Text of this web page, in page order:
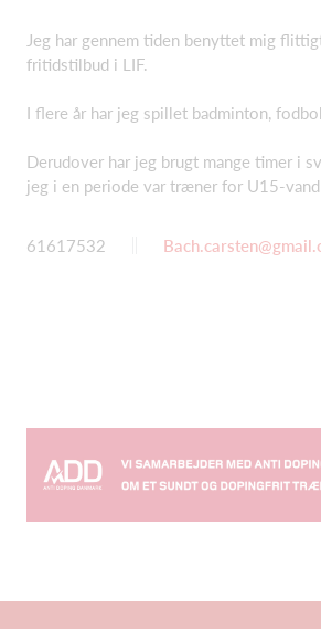
Jeg har gennem tiden benyttet mig
fritidstilbud i LIF.
I flere år har jeg spillet badminton,
Derudover har jeg brugt mange timer i
jeg i en periode var træner for U15-
61617532